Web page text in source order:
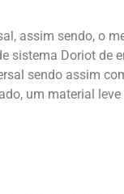
assim sendo, o
sistema Doriot de
sendo assim
um material